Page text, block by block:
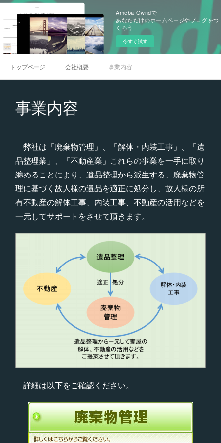
Ameba Owndで
あなただけのホームページやブログをつ
くろう
今すぐ試す
トップページ 会社概要 事業内容
事業内容
弊社は「廃棄物管理」、「解体・内装工事」、「遺
品整理業」、「不動産業」これらの事業を一手に取り
纏めることにより、遺品整理から派生する、廃棄物管
理に基づく故人様の遺品を適正に処分し、故人様の所
有不動産の解体工事、内装工事、不動産の活用などを
一元してサポートをさせて頂きます。
詳細は以下をご確認ください。